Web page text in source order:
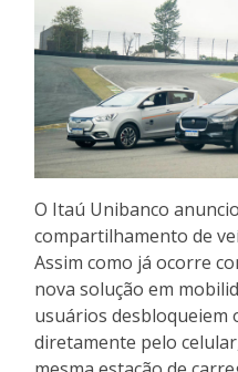
O Itaú Unibanco
compartilhamento de
Assim como já ocorre
nova solução em
usuários desbloqueiem
diretamente pelo